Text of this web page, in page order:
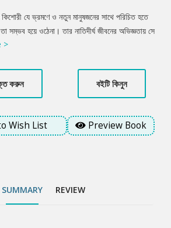
যে ভ্রমণে ও নতুন মানুষজনের সাথে পরিচিত হতে
সম্ভব হয়ে ওঠেনা। তার নাতিদীর্ঘ জীবনের অভিজ্ঞতায় সে
তার সব অপারগতার জন্য দায়ী করে থাকে। শেষ পর্যন্ত সে
ঘটনাপ্রবাহ নিয়ন্ত্রিত হয় তার নিজস্ব যুক্তি আর মূল্যবোধ
>
করুন বইটি কিনুন
Wish List Preview Book
SUMMARY REVIEW